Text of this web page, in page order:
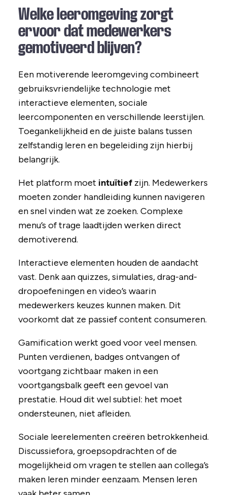
Welke leeromgeving zorgt
ervoor dat medewerkers
gemotiveerd blijven?
Een motiverende leeromgeving combineert
gebruiksvriendelijke technologie met
interactieve elementen, sociale
leercomponenten en verschillende leerstijlen.
Toegankelijkheid en de juiste balans tussen
zelfstandig leren en begeleiding zijn hierbij
belangrijk.
Het platform moet intuïtiefzijn. Medewerkers
moeten zonder handleiding kunnen navigeren
en snel vinden wat ze zoeken. Complexe
menu’s of trage laadtijden werken direct
demotiverend.
Interactieve elementen houden de aandacht
vast. Denk aan quizzes, simulaties, drag-and-
dropoefeningen en video’s waarin
medewerkers keuzes kunnen maken. Dit
voorkomt dat ze passief content consumeren.
Gamification werkt goed voor veel mensen.
Punten verdienen, badges ontvangen of
voortgang zichtbaar maken in een
voortgangsbalk geeft een gevoel van
prestatie. Houd dit wel subtiel: het moet
ondersteunen, niet afleiden.
Sociale leerelementen creëren betrokkenheid.
Discussiefora, groepsopdrachten of de
mogelijkheid om vragen te stellen aan collega’s
maken leren minder eenzaam. Mensen leren